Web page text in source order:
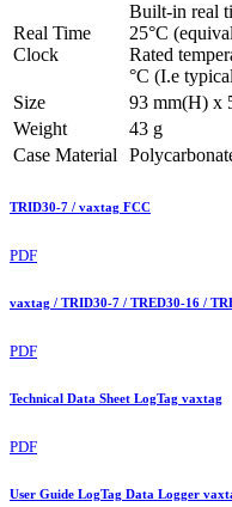
Real Time
Clock
Built-in real
25°C
Rated
°C (I.e
Size
93 mm(H) x
Weight
43 g
Case Material
TRID30-7 / vaxtag FCC
PDF
vaxtag / TRID30-7 / TRED30-16 /
PDF
Technical Data Sheet LogTag vaxtag
PDF
User Guide LogTag Data Logger